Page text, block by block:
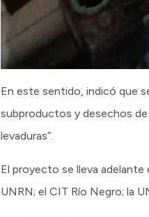
En este sentido, indicó que
subproductos y desechos
levaduras”.
El proyecto se lleva adelante
UNRN; el CIT Río Negro; la